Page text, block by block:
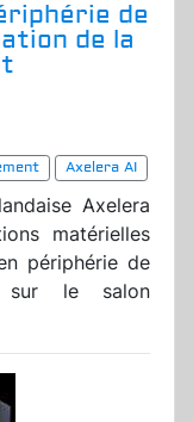
de
de la
Axelera AI
Axelera
matérielles
périphérie de
sur le salon